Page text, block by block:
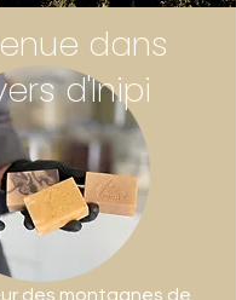
dans
d'Inipi
des montagnes de